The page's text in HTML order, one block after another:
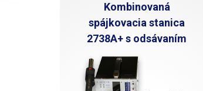
Kombinovaná
spájkovacia stanica
2738A+ s odsávaním